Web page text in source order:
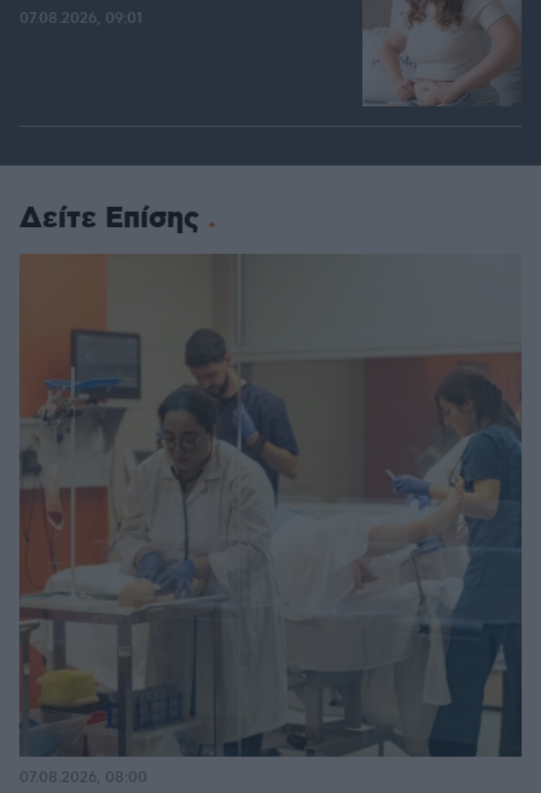
07.08.2026, 09:01
Δείτε Επίσης
07.08.2026, 08:00